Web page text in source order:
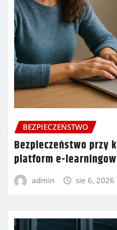
BEZPIECZEŃSTWO
Bezpieczeństwo przy
platform e-
admin sie 6, 2026